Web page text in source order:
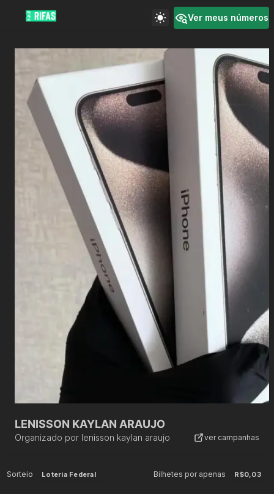
Ver meus números
LENISSON KAYLAN ARAUJO
Organizado por lenisson kaylan araujo ver campanhas
Sorteio Loteria Federal Bilhetes por apenas R$0,03